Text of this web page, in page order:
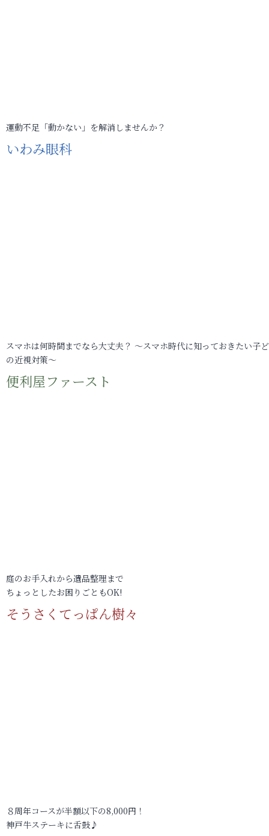
運動不足「動かない」を解消しませんか？
いわみ眼科
スマホは何時間までなら大丈夫？ ～スマホ時代に知っておきたい子
の近視対策～
便利屋ファースト
庭のお手入れから遺品整理まで
ちょっとしたお困りごともOK!
そうさくてっぱん樹々
８周年コースが半額以下の8,000円！
神戸牛ステーキに舌鼓♪